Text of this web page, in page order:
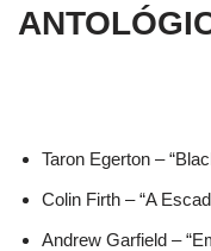
Taron Egerton –
Colin Firth – “A
Andrew Garfield –